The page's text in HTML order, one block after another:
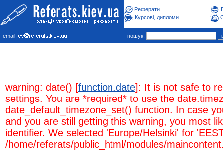
Реферати
Курсові, дипломи
email: пошук:
warning: date() [function.date]: It is not safe to
settings. You are *required* to use the
date_default_timezone_set() function. In case
and you are still getting this warning, you most
identifier. We selected 'Europe/Helsinki' for
/home/referats/public_html/modules/